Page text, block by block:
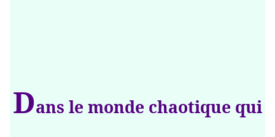
Dans le monde chaotique qui